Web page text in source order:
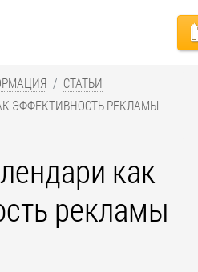
СТАТЬИ
ЭФФЕКТИВНОСТЬ РЕКЛАМЫ
как
рекламы